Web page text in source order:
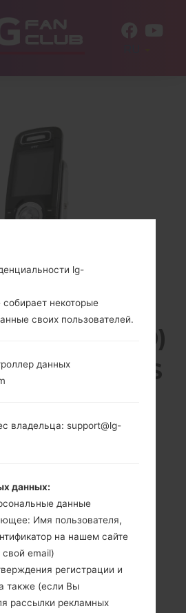
(LGKP4000)
LG OTHERS
lg-
некоторые
своих пользователей.
данных
владельца: support@lg-
данных:
данные
Имя пользователя,
на нашем сайте
свой email)
регистрации и
также (если Вы
рассылки рекламных